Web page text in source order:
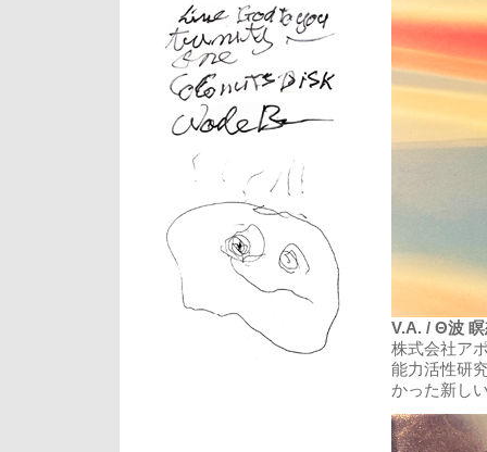
V.A. / Θ波
株式会社ア
能力活性研
かった新し